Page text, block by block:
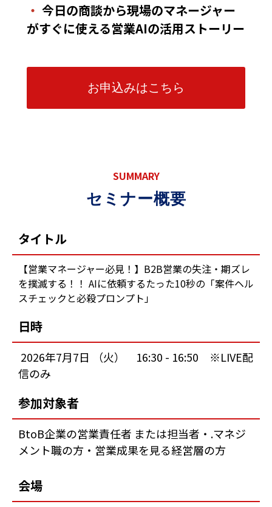
・ 今日の商談から現場のマネージャー
がすぐに使える営業AIの活用ストーリー
お申込みはこちら
SUMMARY
セミナー概要
タイトル
【営業マネージャー必見！】B2B営業の失注・期ズレ
を撲滅する！！ AIに依頼するたった10秒の「案件ヘル
スチェックと必殺プロンプト」
日時
2026年7月7日 （火） 16:30 - 16:50 ※LIVE配
信のみ
参加対象者
BtoB企業の営業責任者 または担当者 ・.マネジ
メント職の方・営業成果を見る経営層の方
会場